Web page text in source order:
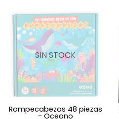
SIN STOCK
Rompecabezas 48 piezas
- Oceano